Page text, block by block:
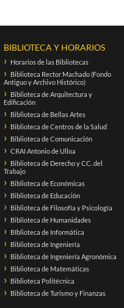
BIBLIOTECA Y HORARIOS
Horarios de las Bibliotecas
Biblioteca Rector Machado (Fondo
Antiguo y Archivo Histórico)
Biblioteca de Arquitectura y
Edificación
Biblioteca de Bellas Artes
Biblioteca de Centros de la Salud
Biblioteca de Comunicación
CRAI Antonio de Ulloa
Biblioteca de Derecho y CC. del
Trabajo
Biblioteca de Económicas
Biblioteca de Educación
Biblioteca de Filosofía y Psicología
Biblioteca de Humanidades
BIblioteca de Informática
Biblioteca de Ingeniería
Biblioteca de Ingeniería Agronómica
Biblioteca de Matemáticas
Biblioteca Politécnica
Biblioteca de Turismo y Finanzas